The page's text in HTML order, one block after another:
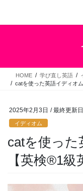
テ
ス
ゲ
ン
HOME 学び直し英語
catを使った英語イディオ
2025年2月3日 / 最終更新
イディオム
catを使った
【英検®1級